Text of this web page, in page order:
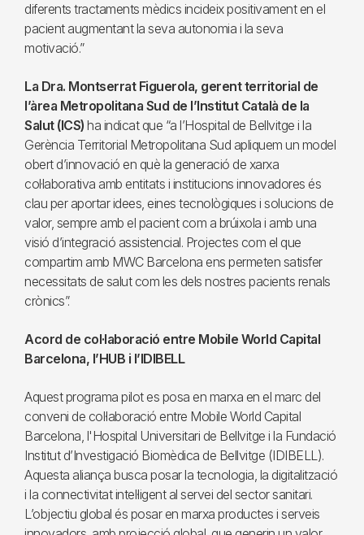
diferents tractaments mèdics incideix positivament en el
pacient augmentant la seva autonomia i la seva
motivació.”
La Dra. Montserrat Figuerola, gerent territorial de
l’àrea Metropolitana Sud de l’Institut Català de la
Salut (ICS) ha indicat que “a l’Hospital de Bellvitge i la
Gerència Territorial Metropolitana Sud apliquem un model
obert d’innovació en què la generació de xarxa
col·laborativa amb entitats i institucions innovadores és
clau per aportar idees, eines tecnològiques i solucions de
valor, sempre amb el pacient com a brúixola i amb una
visió d’integració assistencial. Projectes com el que
compartim amb MWC Barcelona ens permeten satisfer
necessitats de salut com les dels nostres pacients renals
crònics”.
Acord de col·laboració entre Mobile World Capital
Barcelona, l’HUB i l’IDIBELL
Aquest programa pilot es posa en marxa en el marc del
conveni de col·laboració entre Mobile World Capital
Barcelona, l'Hospital Universitari de Bellvitge i la Fundació
Institut d’Investigació Biomèdica de Bellvitge (IDIBELL).
Aquesta aliança busca posar la tecnologia, la digitalització
i la connectivitat intel·ligent al servei del sector sanitari.
L’objectiu global és posar en marxa productes i serveis